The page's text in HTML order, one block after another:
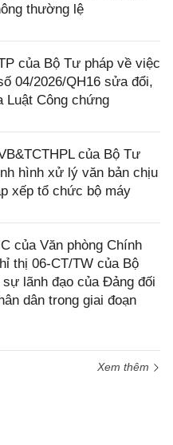
thường lệ
của Bộ Tư pháp về việc
04/2026/QH16 sửa đổi,
Luật Công chứng
của Bộ Tư
hình xử lý văn bản chịu
xếp tổ chức bộ máy
của Văn phòng Chính
thị 06-CT/TW của Bộ
lãnh đạo của Đảng đối
dân trong giai đoạn
Xem thêm